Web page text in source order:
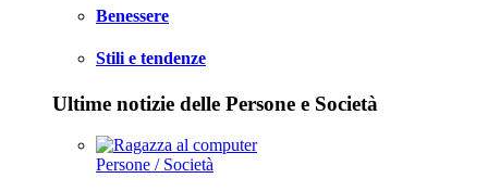
Benessere
Stili e tendenze
Ultime notizie delle Persone e Società
Persone / Società